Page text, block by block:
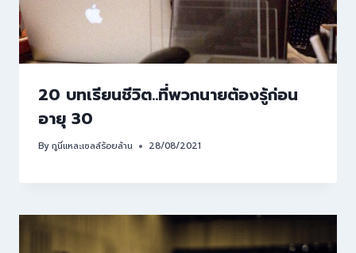
20 บทเรียนชีวิต..ที่พวกนายต้องรู้ก่อน
อายุ 30
Byกูนี่แหละเซลล์ร้อยล้าน 28/08/2021